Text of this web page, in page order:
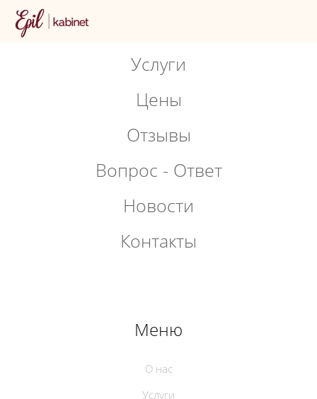
Услуги
Цены
Отзывы
Вопрос - Ответ
Новости
Контакты
Меню
О нас
Услуги